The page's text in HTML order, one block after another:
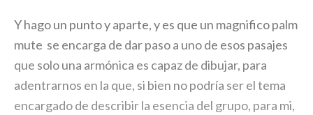
Y hago un punto y aparte, y es que un magnifico palm
mute se encarga de dar paso a uno de esos pasajes
que solo una armónica es capaz de dibujar, para
adentrarnos en la que, si bien no podría ser el tema
encargado de describir la esencia del grupo, para mi,